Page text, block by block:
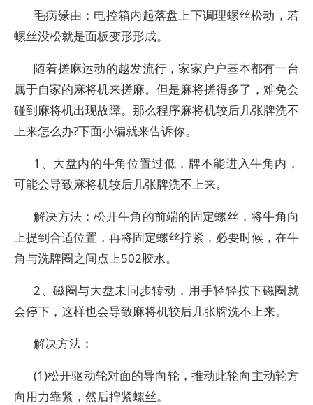
毛病缘由：电控箱内起落盘上下调理螺丝松动，若
螺丝没松就是面板变形形成。
随着搓麻运动的越发流行，家家户户基本都有一台
属于自家的麻将机来搓麻。但是麻将搓得多了，难免会
碰到麻将机出现故障。那么程序麻将机较后几张牌洗不
上来怎么办?下面小编就来告诉你。
1、大盘内的牛角位置过低，牌不能进入牛角内，
可能会导致麻将机较后几张牌洗不上来。
解决方法：松开牛角的前端的固定螺丝，将牛角向
上提到合适位置，再将固定螺丝拧紧，必要时候，在牛
角与洗牌圈之间点上502胶水。
2、磁圈与大盘未同步转动，用手轻轻按下磁圈就
会停下，这样也会导致麻将机较后几张牌洗不上来。
解决方法：
(1)松开驱动轮对面的导向轮，推动此轮向主动轮方
向用力靠紧，然后拧紧螺丝。